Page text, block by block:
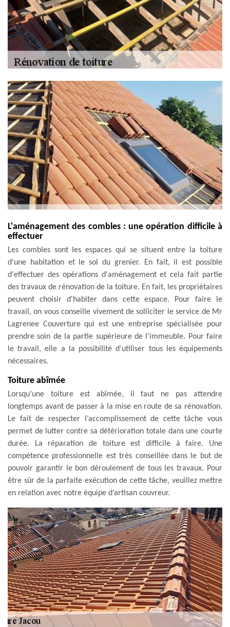
L'aménagement des combles : une opération difficile à
effectuer
Les combles sont les espaces qui se situent entre la toiture
d'une habitation et le sol du grenier. En fait, il est possible
d'effectuer des opérations d'aménagement et cela fait partie
des travaux de rénovation de la toiture. En fait, les propriétaires
peuvent choisir d'habiter dans cette espace. Pour faire le
travail, on vous conseille vivement de solliciter le service de Mr
Lagrenee Couverture qui est une entreprise spécialisée pour
prendre soin de la partie supérieure de l'immeuble. Pour faire
le travail, elle a la possibilité d'utiliser tous les équipements
nécessaires.
Toiture abîmée
Lorsqu’une toiture est abîmée, il faut ne pas attendre
longtemps avant de passer à la mise en route de sa rénovation.
Le fait de respecter l’accomplissement de cette tâche vous
permet de lutter contre sa détérioration totale dans une courte
durée. La réparation de toiture est difficile à faire. Une
compétence professionnelle est très conseillée dans le but de
pouvoir garantir le bon déroulement de tous les travaux. Pour
être sûr de la parfaite exécution de cette tâche, veuillez mettre
en relation avec notre équipe d’artisan couvreur.